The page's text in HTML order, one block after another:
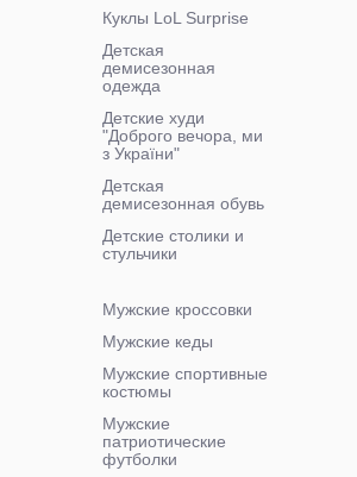
Куклы LoL Surprise
Детская
демисезонная
одежда
Детские худи
"Доброго вечора, ми
з України"
Детская
демисезонная обувь
Детские столики и
стульчики
Мужские кроссовки
Мужские кеды
Мужские спортивные
костюмы
Мужские
патриотические
футболки